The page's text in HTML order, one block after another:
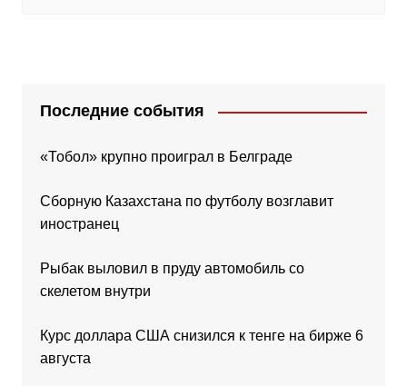
Последние события
«Тобол» крупно проиграл в Белграде
Сборную Казахстана по футболу возглавит
иностранец
Рыбак выловил в пруду автомобиль со
скелетом внутри
Курс доллара США снизился к тенге на бирже 6
августа